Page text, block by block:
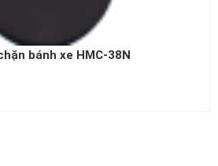
bánh xe HMC-38N